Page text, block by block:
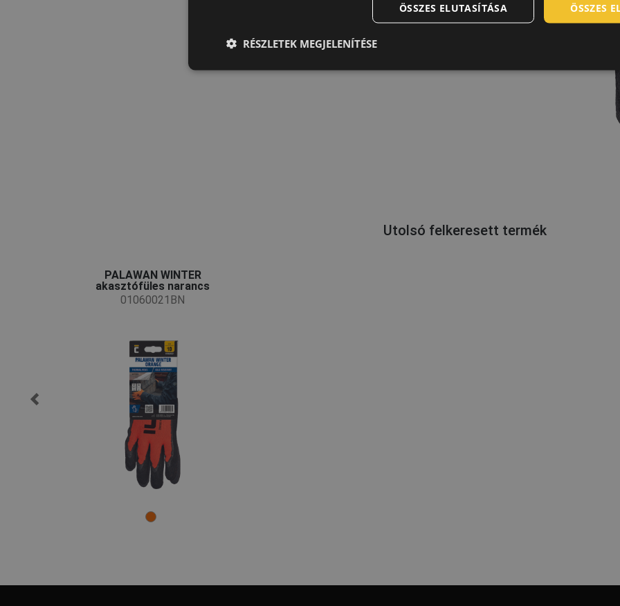
Utolsó felkeresett termék
PALAWAN WINTER
akasztófüles narancs
01060021BN
ÖSSZES
ÖSSZES ELUTASÍTÁSA
RÉSZLETEK MEGJELENÍTÉSE